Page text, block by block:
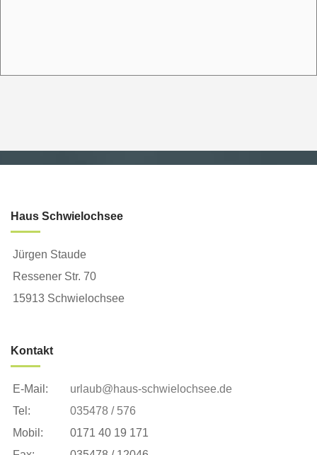
Haus Schwielochsee
Jürgen Staude
Ressener Str. 70
15913 Schwielochsee
Kontakt
E-Mail:
urlaub@haus-schwielochsee.de
Tel:
035478 / 576
Mobil:
0171 40 19 171